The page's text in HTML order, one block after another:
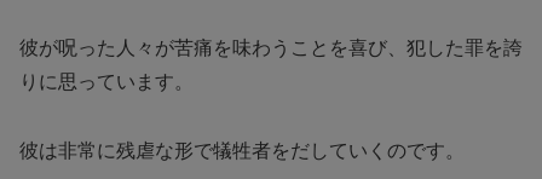
彼が呪った人々が苦痛を味わうことを喜び、犯した罪を誇
りに思っています。
彼は非常に残虐な形で犠牲者をだしていくのです。